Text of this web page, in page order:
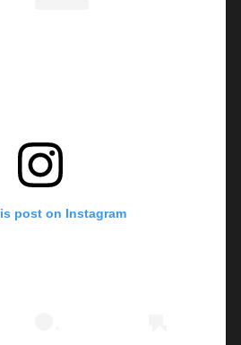
post on Instagram